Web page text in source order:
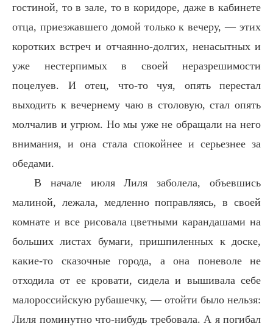
гостиной, то в зале, то в коридоре, даже в кабинете
отца, приезжавшего домой только к вечеру, — этих
коротких встреч и отчаянно-долгих, ненасытных и
уже нестерпимых в своей неразрешимости
поцелуев. И отец, что-то чуя, опять перестал
выходить к вечернему чаю в столовую, стал опять
молчалив и угрюм. Но мы уже не обращали на него
внимания, и она стала спокойнее и серьезнее за
обедами.
В начале июля Лиля заболела, объевшись
малиной, лежала, медленно поправляясь, в своей
комнате и все рисовала цветными карандашами на
больших листах бумаги, пришпиленных к доске,
какие-то сказочные города, а она поневоле не
отходила от ее кровати, сидела и вышивала себе
малороссийскую рубашечку, — отойти было нельзя:
Лиля поминутно что-нибудь требовала. А я погибал